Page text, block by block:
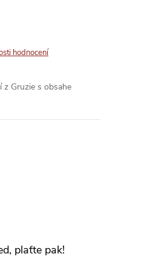
hodnocení
z Gruzie s obsahe
plaťte pak!